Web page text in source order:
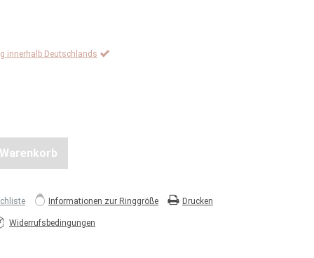
innerhalb Deutschlands
Informationen zur Ringgröße Drucken
Widerrufsbedingungen